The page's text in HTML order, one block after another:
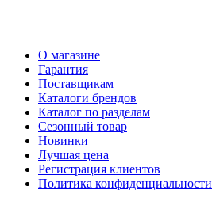
О магазине
Гарантия
Поставщикам
Каталоги брендов
Каталог по разделам
Сезонный товар
Новинки
Лучшая цена
Регистрация клиентов
Политика конфиденциальности